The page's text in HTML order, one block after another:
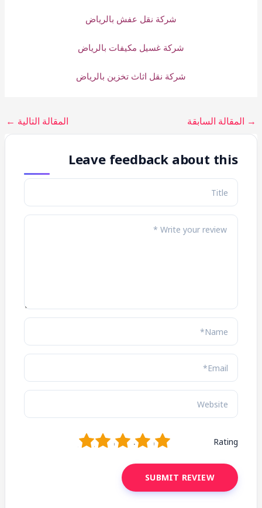
شركة نقل عفش بالرياض
شركة غسيل مكيفات بالرياض
شركة نقل اثاث تخزين بالرياض
→ المقالة السابقة المقالة التالية ←
Leave feedback about this
Rating
5
4
3
2